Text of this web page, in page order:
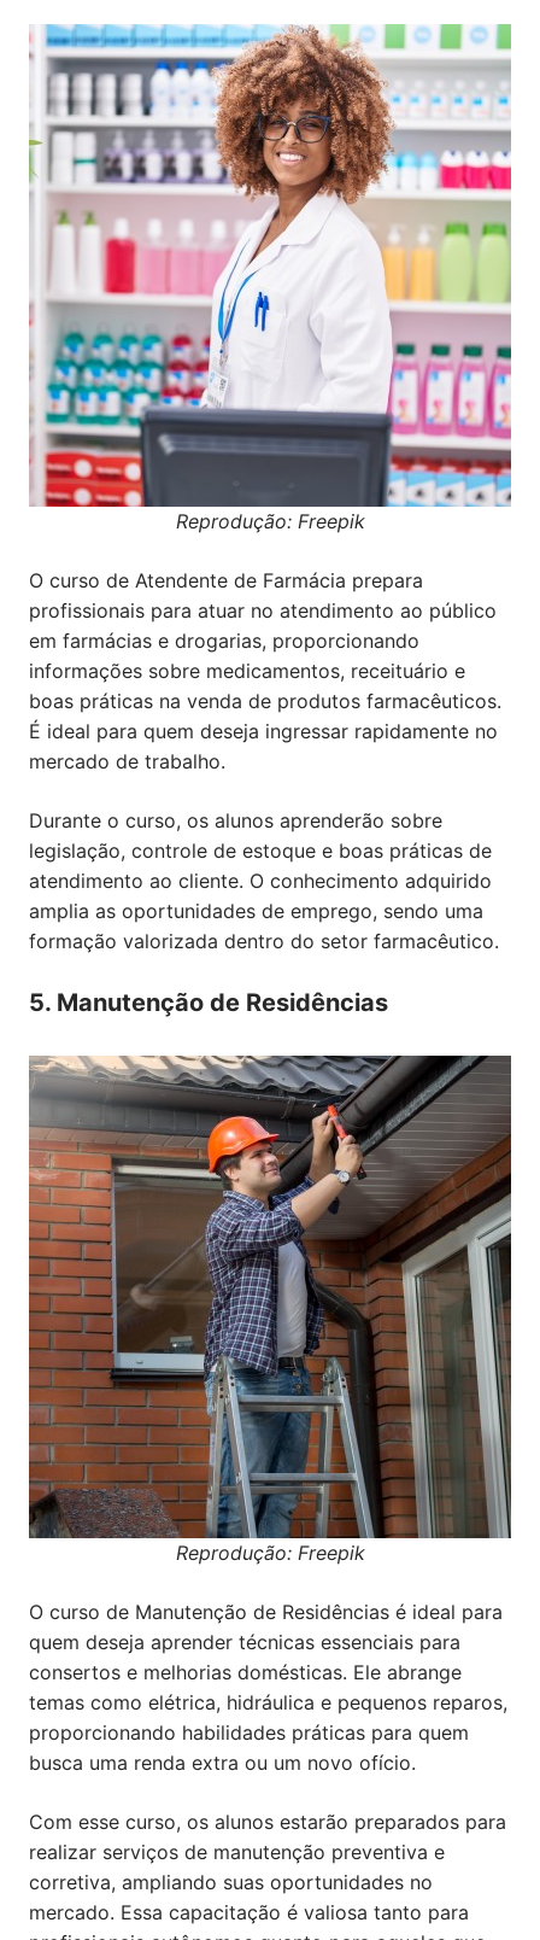
Reprodução: Freepik
O curso de Atendente de Farmácia prepara
profissionais para atuar no atendimento ao público
em farmácias e drogarias, proporcionando
informações sobre medicamentos, receituário e
boas práticas na venda de produtos farmacêuticos.
É ideal para quem deseja ingressar rapidamente no
mercado de trabalho.
Durante o curso, os alunos aprenderão sobre
legislação, controle de estoque e boas práticas de
atendimento ao cliente. O conhecimento adquirido
amplia as oportunidades de emprego, sendo uma
formação valorizada dentro do setor farmacêutico.
5. Manutenção de Residências
Reprodução: Freepik
O curso de Manutenção de Residências é ideal para
quem deseja aprender técnicas essenciais para
consertos e melhorias domésticas. Ele abrange
temas como elétrica, hidráulica e pequenos reparos,
proporcionando habilidades práticas para quem
busca uma renda extra ou um novo ofício.
Com esse curso, os alunos estarão preparados para
realizar serviços de manutenção preventiva e
corretiva, ampliando suas oportunidades no
mercado. Essa capacitação é valiosa tanto para